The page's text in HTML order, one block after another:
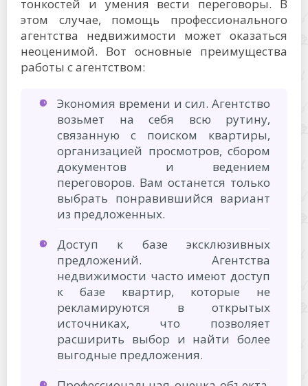
тонкостей и умения вести переговоры. В
этом случае, помощь профессионального
агентства недвижимости может оказаться
неоценимой. Вот основные преимущества
работы с агентством:
Экономия времени и сил. Агентство
возьмет на себя всю рутину,
связанную с поиском квартиры,
организацией просмотров, сбором
документов и ведением
переговоров. Вам останется только
выбрать понравившийся вариант
из предложенных.
Доступ к базе эксклюзивных
предложений. Агентства
недвижимости часто имеют доступ
к базе квартир, которые не
рекламируются в открытых
источниках, что позволяет
расширить выбор и найти более
выгодные предложения.